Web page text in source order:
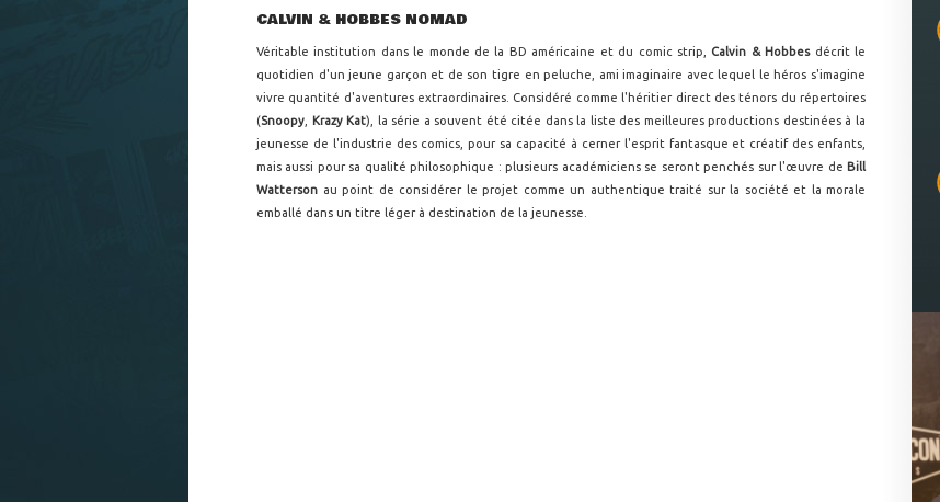
CALVIN & HOBBES NOMAD
Véritable institution dans le monde de la BD américaine et du comic strip, Calvin & Hobbesdécrit le
quotidien d'un jeune garçon et de son tigre en peluche, ami imaginaire avec lequel le héros s'imagine
vivre quantité d'aventures extraordinaires. Considéré comme l'héritier direct des ténors du répertoires
(Snoopy Krazy Kat), la série a souvent été citée dans la liste des meilleures productions destinées à la
jeunesse de l'industrie des comics, pour sa capacité à cerner l'esprit fantasque et créatif des enfants,
mais aussi pour sa qualité philosophique : plusieurs académiciens se seront penchés sur l'œuvre de Bill
Watterson au point de considérer le projet comme un authentique traité sur la société et la morale
emballé dans un titre léger à destination de la jeunesse.